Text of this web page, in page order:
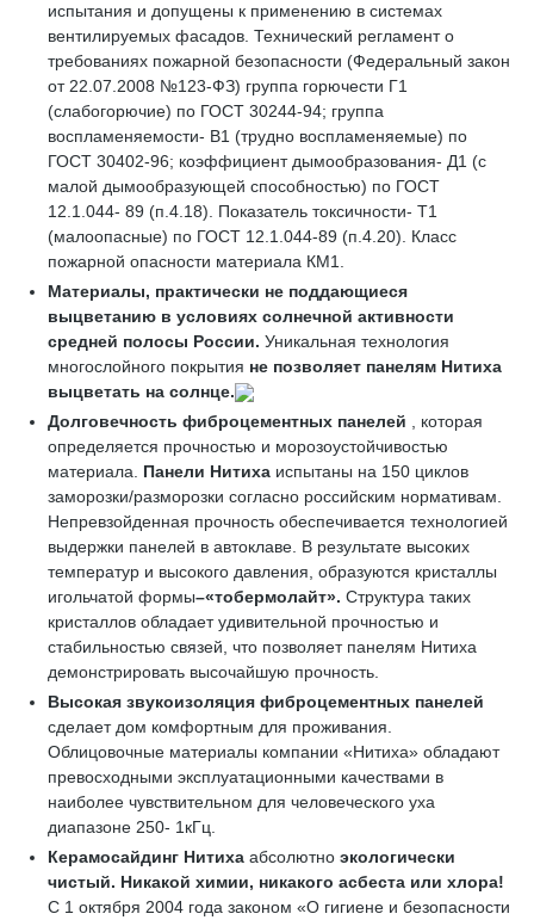
испытания и допущены к применению в системах
вентилируемых фасадов. Технический регламент о
требованиях пожарной безопасности (Федеральный закон
от 22.07.2008 №123-ФЗ) группа горючести Г1
(слабогорючие) по ГОСТ 30244-94; группа
воспламеняемости- В1 (трудно воспламеняемые) по
ГОСТ 30402-96; коэффициент дымообразования- Д1 (с
малой дымообразующей способностью) по ГОСТ
12.1.044- 89 (п.4.18). Показатель токсичности- Т1
(малоопасные) по ГОСТ 12.1.044-89 (п.4.20). Класс
пожарной опасности материала КМ1.
Материалы, практически не поддающиеся
выцветанию в условиях солнечной активности
средней полосы России. Уникальная технология
многослойного покрытия не позволяет панелям Нитиха
выцветать на солнце.
Долговечность фиброцементных панелей
, которая
определяется прочностью и морозоустойчивостью
материала. Панели Нитиха испытаны на 150 циклов
заморозки/разморозки согласно российским нормативам.
Непревзойденная прочность обеспечивается технологией
выдержки панелей в автоклаве. В результате высоких
температур и высокого давления, образуются кристаллы
игольчатой формы–«тобермолайт». Структура таких
кристаллов обладает удивительной прочностью и
стабильностью связей, что позволяет панелям Нитиха
демонстрировать высочайшую прочность.
Высокая звукоизоляция фиброцементных панелей
сделает дом комфортным для проживания.
Облицовочные материалы компании «Нитиха» обладают
превосходными эксплуатационными качествами в
наиболее чувствительном для человеческого уха
диапазоне 250- 1кГц.
Керамосайдинг Нитиха абсолютно экологически
чистый. Никакой химии, никакого асбеста или хлора!
С 1 октября 2004 года законом «О гигиене и безопасности